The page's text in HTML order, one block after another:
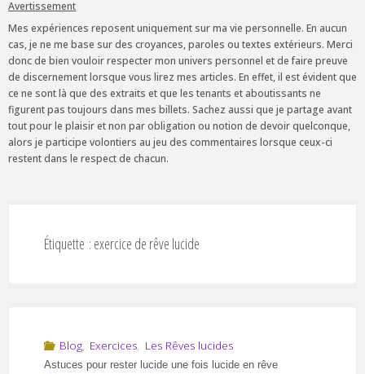
Avertissement
Mes expériences reposent uniquement sur ma vie personnelle. En aucun
cas, je ne me base sur des croyances, paroles ou textes extérieurs. Merci
donc de bien vouloir respecter mon univers personnel et de faire preuve
de discernement lorsque vous lirez mes articles. En effet, il est évident que
ce ne sont là que des extraits et que les tenants et aboutissants ne
figurent pas toujours dans mes billets. Sachez aussi que je partage avant
tout pour le plaisir et non par obligation ou notion de devoir quelconque,
alors je participe volontiers au jeu des commentaires lorsque ceux-ci
restent dans le respect de chacun.
Étiquette : exercice de rêve lucide
Blog, Exercices, Les Rêves lucides
Astuces pour rester lucide une fois lucide en rêve